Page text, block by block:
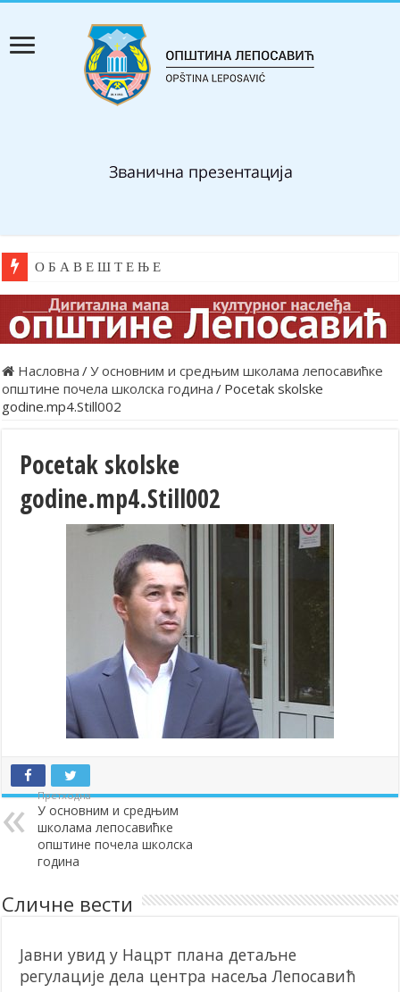
О Б А В Е Ш Т Е Њ Е
Насловна /У основним и средњим школама лепосавићке
општине почела школска година / Pocetak skolske
godine.mp4.Still002
Pocetak skolske
godine.mp4.Still002
Претходна
У основним и средњим
школама лепосавићке
општине почела школска
година
Сличне вести
Јавни увид у Нацрт плана детаљне
регулације дела центра насеља Лепосавић